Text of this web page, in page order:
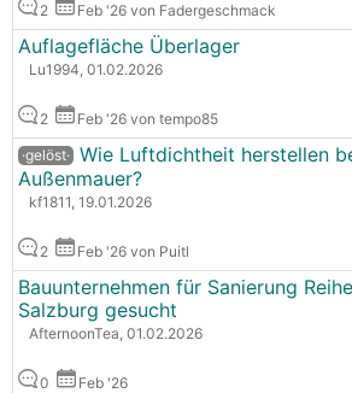
2 Feb '26 von Fadergeschmack
Auflagefläche Überlager
Lu1994, 01.02.2026
2
Feb '26 von tempo85
·gelöst· Wie Luftdichtheit herstellen
Außenmauer?
kf1811, 19.01.2026
2 Feb '26 von Puitl
Bauunternehmen für Sanierung
Salzburg gesucht
AfternoonTea, 01.02.2026
0 Feb '26